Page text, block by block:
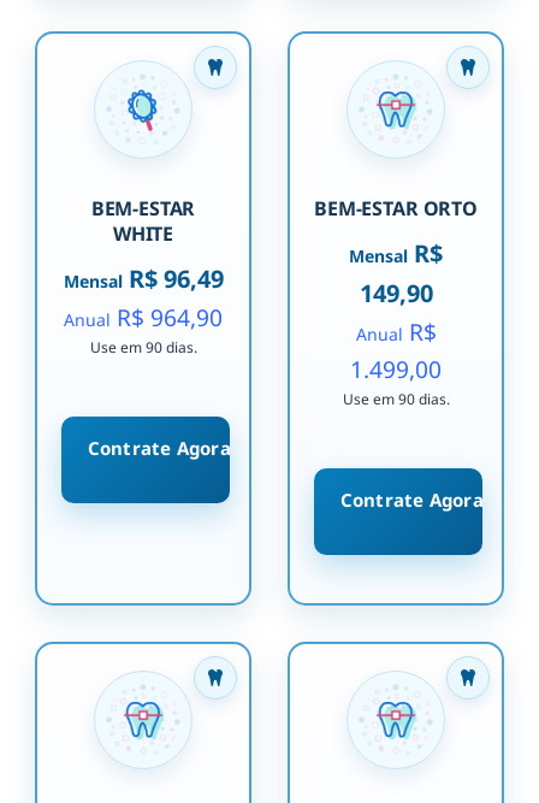
BEM-ESTAR
WHITE
MensalR$ 96,49
Anual R$ 964,90
Use em 90 dias.
Contrate Agora
BEM-ESTAR ORTO
Mensal R$
149,90
Anual R$
1.499,00
Use em 90 dias.
Contrate Agora